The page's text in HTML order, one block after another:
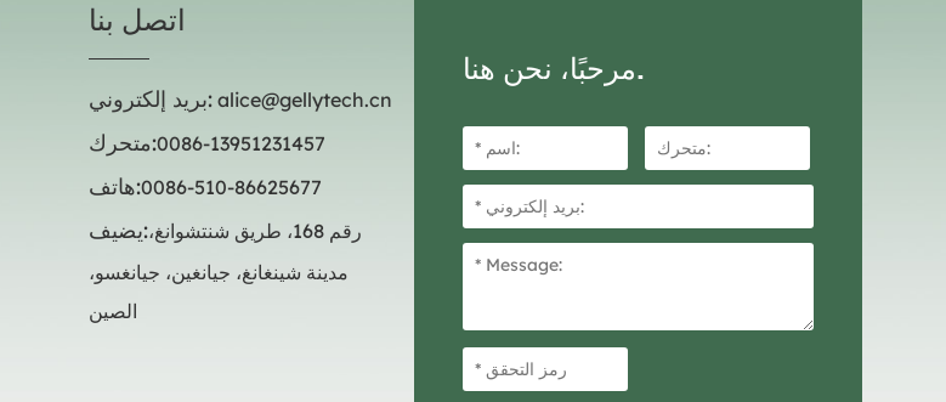
اتصل بنا
بريد إلكتروني: alice@gellytech.cn
متحرك:0086-13951231457
هاتف:0086-510-86625677
يضيف:رقم 168، طريق شنتشوانغ،
مدينة شينغانغ، جيانغين، جيانغسو،
الصين
مرحبًا، نحن هنا.